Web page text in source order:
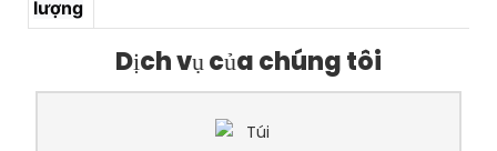
lượng
Dịch vụ của chúng tôi